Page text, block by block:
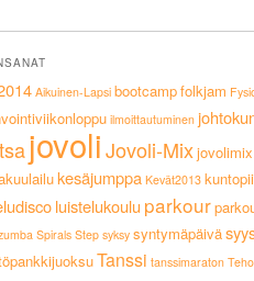
Aikuinen-Lapsi bootcampfolkjam
ilmoittautuminen
jovoliJovoli-Mixjovolimix
kesäjumppa Kevät2013
luistelukoulu parkour
Spirals Step syksy syntymäpäivä
Tanssi tanssimaraton